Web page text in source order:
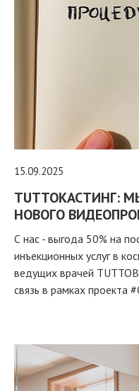
15.09.2025
TUTTOКАСТИНГ:
НОВОГО
С нас - выгода 50% на
инъекционных услуг в
ведущих врачей
связь в рамках проекта